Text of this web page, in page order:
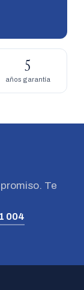
5
años garantía
Te
004